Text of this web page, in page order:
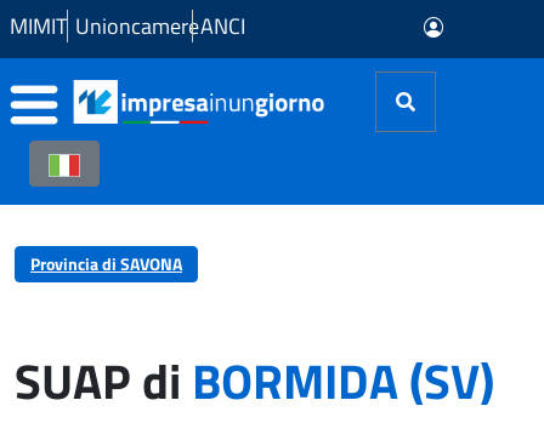
Skip to Main Content
MIMIT UnioncamereANCI
Provincia di SAVONA
SUAP di BORMIDA (SV)